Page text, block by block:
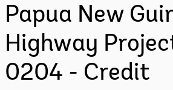
Papua New
Highway
0204 - Credit